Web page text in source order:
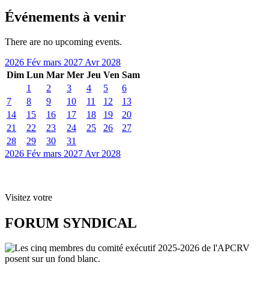
Événements à venir
There are no upcoming events.
2026 Fév mars 2027Avr2028
Dim Lun Mar Mer Jeu Ven Sam
1
2 3 4 5
6
7
8 9 10 11 12
13
14
15 16 17 18 19
20
21
22 23 24 25 26
27
28
29 30
31
2026 Fév mars 2027Avr2028
Visitez votre
FORUM SYNDICAL